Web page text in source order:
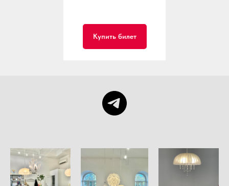
Купить билет